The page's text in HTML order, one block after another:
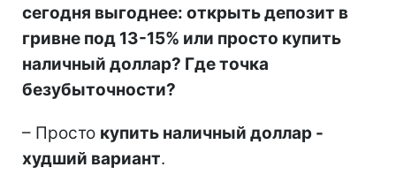
сегодня выгоднее: открыть депозит в
гривне под 13-15% или просто купить
наличный доллар? Где точка
безубыточности?
– Просто купить наличный доллар -
худший вариант.